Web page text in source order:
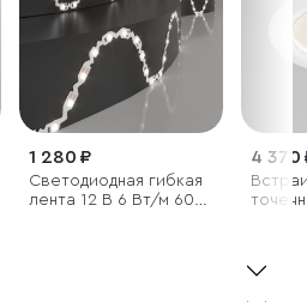
1 280 ₽
Светодиодная гибкая
лента 12 В 6 Вт/м 60
4 370